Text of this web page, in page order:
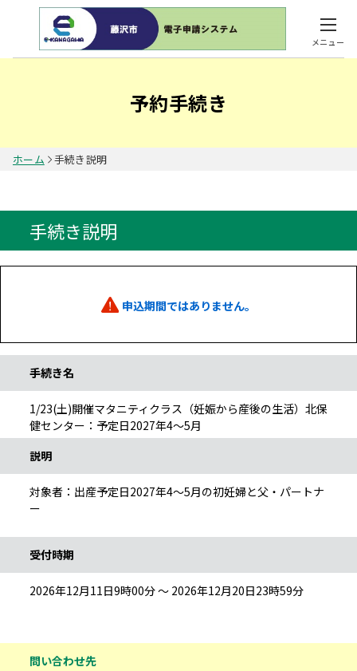
メニュー
予約手続き
ホーム 手続き説明
手続き説明
申込期間ではありません。
手続き名
1/23(土)開催マタニティクラス（妊娠から産後の生活）北保
健センター：予定日2027年4～5月
説明
対象者：出産予定日2027年4～5月の初妊婦と父・パートナ
ー
受付時期
2026年12月11日9時00分 ～ 2026年12月20日23時59分
問い合わせ先